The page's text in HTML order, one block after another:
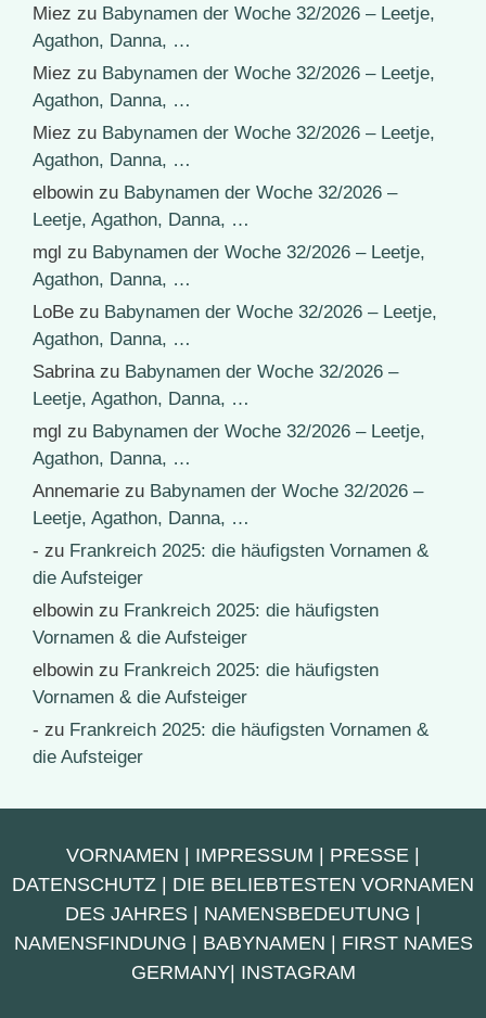
Miez zu Babynamen der Woche 32/2026 – Leetje,
Agathon, Danna, …
Miez zu Babynamen der Woche 32/2026 – Leetje,
Agathon, Danna, …
Miez zu Babynamen der Woche 32/2026 – Leetje,
Agathon, Danna, …
elbowin zu Babynamen der Woche 32/2026 –
Leetje, Agathon, Danna, …
mgl zu Babynamen der Woche 32/2026 – Leetje,
Agathon, Danna, …
LoBe zu Babynamen der Woche 32/2026 – Leetje,
Agathon, Danna, …
Sabrinazu Babynamen der Woche 32/2026 –
Leetje, Agathon, Danna, …
mgl zu Babynamen der Woche 32/2026 – Leetje,
Agathon, Danna, …
Annemarie zu Babynamen der Woche 32/2026 –
Leetje, Agathon, Danna, …
- zu Frankreich 2025: die häufigsten Vornamen &
die Aufsteiger
elbowin zu Frankreich 2025: die häufigsten
Vornamen & die Aufsteiger
elbowin zu Frankreich 2025: die häufigsten
Vornamen & die Aufsteiger
- zu Frankreich 2025: die häufigsten Vornamen &
die Aufsteiger
VORNAMEN IMPRESSUM PRESSE
DATENSCHUTZ
DIE BELIEBTESTEN VORNAMEN
DES JAHRES
NAMENSBEDEUTUNG
NAMENSFINDUNG
BABYNAMEN
FIRST NAMES
GERMANY| INSTAGRAM